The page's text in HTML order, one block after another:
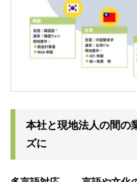
本社と現地法人の間の
ズに